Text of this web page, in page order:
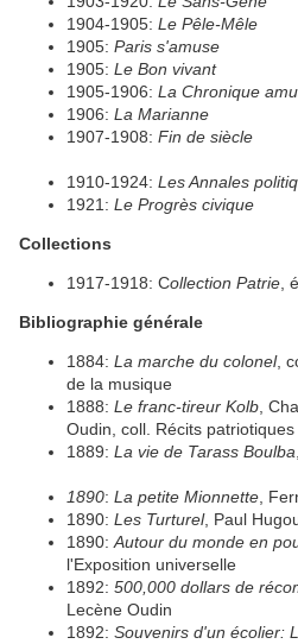
1904-1905: Le Pêle-Mêle
1905: Paris s'amuse
1905: Le Bon vivant
1905-1906: La Chronique
1906: La Marianne
1907-1908: Fin de siècle
1910-1924: Les Annales
1921: Le Progrès civique
Collections
1917-1918: Collection Patrie ,
Bibliographie générale
1884: La marche du colonel,
de la musique
1888: Le franc-tireur Kolb ,
Oudin, coll. Récits
1889: La vie de Tarass Boulba
1890: La petite Mionnette ,
1890: Les Turturel, Paul
1890: Autour du monde en
l'Exposition universelle
1892: 500,000 dollars de
Lecène Oudin
1892: Souvenirs d'un écolier: